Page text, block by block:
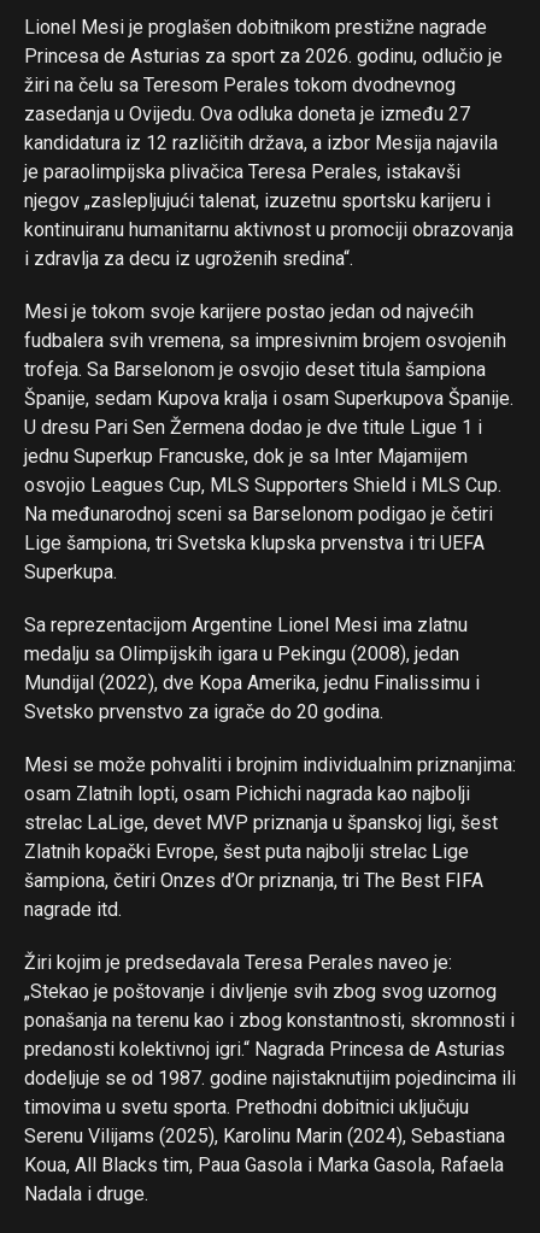
Lionel Mesi je proglašen dobitnikom prestižne nagrade
Princesa de Asturias za sport za 2026. godinu, odlučio je
žiri na čelu sa Teresom Perales tokom dvodnevnog
zasedanja u Ovijedu. Ova odluka doneta je između 27
kandidatura iz 12 različitih država, a izbor Mesija najavila
je paraolimpijska plivačica Teresa Perales, istakavši
njegov „zaslepljujući talenat, izuzetnu sportsku karijeru i
kontinuiranu humanitarnu aktivnost u promociji obrazovanja
i zdravlja za decu iz ugroženih sredina“.
Mesi je tokom svoje karijere postao jedan od najvećih
fudbalera svih vremena, sa impresivnim brojem osvojenih
trofeja. Sa Barselonom je osvojio deset titula šampiona
Španije, sedam Kupova kralja i osam Superkupova Španije.
U dresu Pari Sen Žermena dodao je dve titule Ligue 1 i
jednu Superkup Francuske, dok je sa Inter Majamijem
osvojio Leagues Cup, MLS Supporters Shield i MLS Cup.
Na međunarodnoj sceni sa Barselonom podigao je četiri
Lige šampiona, tri Svetska klupska prvenstva i tri UEFA
Superkupa.
Sa reprezentacijom Argentine Lionel Mesi ima zlatnu
medalju sa Olimpijskih igara u Pekingu (2008), jedan
Mundijal (2022), dve Kopa Amerika, jednu Finalissimu i
Svetsko prvenstvo za igrače do 20 godina.
Mesi se može pohvaliti i brojnim individualnim priznanjima:
osam Zlatnih lopti, osam Pichichi nagrada kao najbolji
strelac LaLige, devet MVP priznanja u španskoj ligi, šest
Zlatnih kopački Evrope, šest puta najbolji strelac Lige
šampiona, četiri Onzes d’Or priznanja, tri The Best FIFA
nagrade itd.
Žiri kojim je predsedavala Teresa Perales naveo je:
„Stekao je poštovanje i divljenje svih zbog svog uzornog
ponašanja na terenu kao i zbog konstantnosti, skromnosti i
predanosti kolektivnoj igri.“ Nagrada Princesa de Asturias
dodeljuje se od 1987. godine najistaknutijim pojedincima ili
timovima u svetu sporta. Prethodni dobitnici uključuju
Serenu Vilijams (2025), Karolinu Marin (2024), Sebastiana
Koua, All Blacks tim, Paua Gasola i Marka Gasola, Rafaela
Nadala i druge.